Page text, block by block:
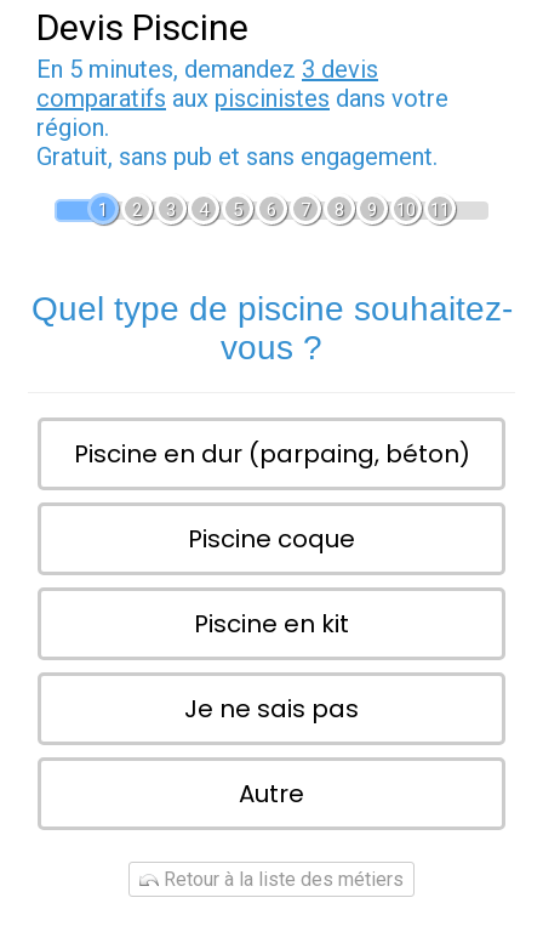
Devis Piscine
En 5 minutes, demandez 3 devis
comparatifs aux piscinistes dans votre
région.
Gratuit, sans pub et sans engagement.
1 2 3 4 5 6 7 8 9 10 11
Quel type de piscine souhaitez-
vous ?
Piscine en dur (parpaing, béton)
Piscine coque
Piscine en kit
Je ne sais pas
Autre
Retour à la liste des métiers